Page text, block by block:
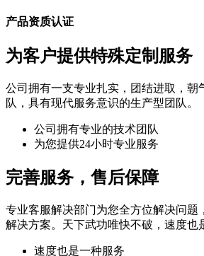
产品资质认证
为客户提供特殊定制服务
公司拥有一支专业扎实，团结进取，朝
队，具有现代服务意识的生产型团队。
公司拥有专业的技术团队
为您提供24小时专业服务
完善服务，售后保障
专业客服解决部门为您全方位解决问题
解决方案。天下武功唯快不破，速度也
速度也是一种服务